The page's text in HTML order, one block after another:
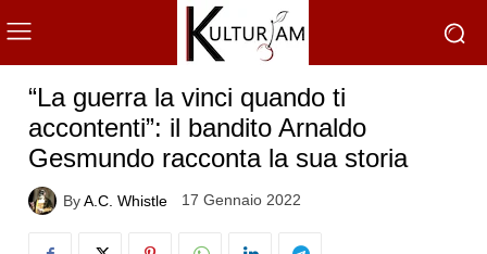
“La guerra la vinci quando ti
accontenti”: il bandito Arnaldo
Gesmundo racconta la sua storia
ByA.C. Whistle 17 Gennaio 2022